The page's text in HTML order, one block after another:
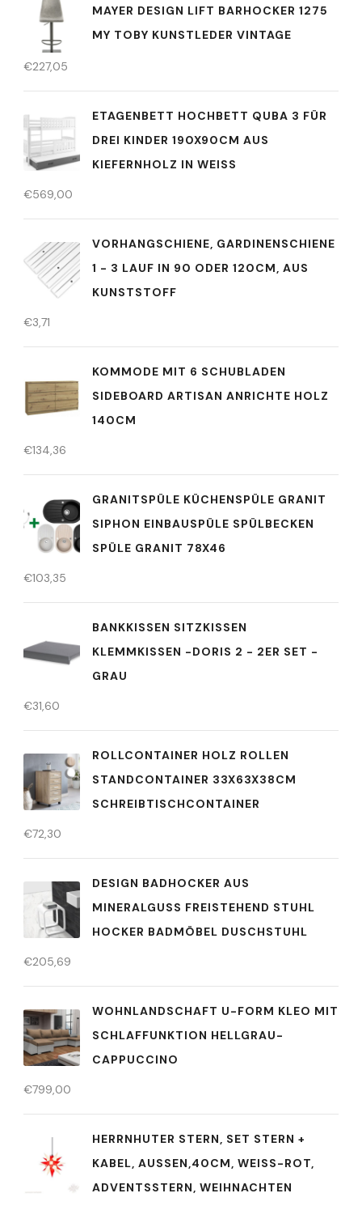
MAYER DESIGN LIFT BARHOCKER 1275
MY TOBY KUNSTLEDER VINTAGE
€227,05
ETAGENBETT HOCHBETT QUBA 3 FÜR
DREI KINDER 190X90CM AUS
KIEFERNHOLZ IN WEISS
€569,00
VORHANGSCHIENE, GARDINENSCHIENE
1 - 3 LAUF IN 90 ODER 120CM, AUS
KUNSTSTOFF
€3,71
KOMMODE MIT 6 SCHUBLADEN
SIDEBOARD ARTISAN ANRICHTE HOLZ
140CM
€134,36
GRANITSPÜLE KÜCHENSPÜLE GRANIT
SIPHON EINBAUSPÜLE SPÜLBECKEN
SPÜLE GRANIT 78X46
€103,35
BANKKISSEN SITZKISSEN
KLEMMKISSEN -DORIS 2 - 2ER SET -
GRAU
€31,60
ROLLCONTAINER HOLZ ROLLEN
STANDCONTAINER 33X63X38CM
SCHREIBTISCHCONTAINER
€72,30
DESIGN BADHOCKER AUS
MINERALGUSS FREISTEHEND STUHL
HOCKER BADMÖBEL DUSCHSTUHL
€205,69
WOHNLANDSCHAFT U-FORM KLEO MIT
SCHLAFFUNKTION HELLGRAU-
CAPPUCCINO
€799,00
HERRNHUTER STERN, SET STERN +
KABEL, AUSSEN,40CM, WEISS-ROT, AD
VENTSSTERN, WEIHNACHTEN